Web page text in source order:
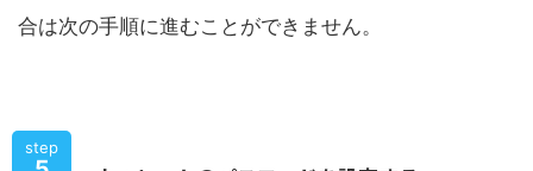
合は次の手順に進むことができません。
step